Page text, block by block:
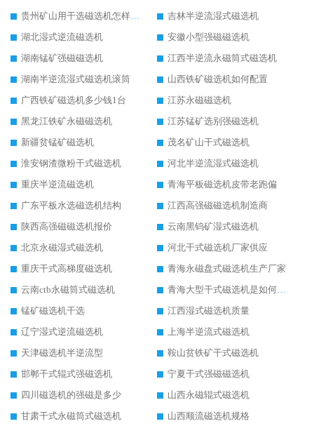
贵州矿山用干选磁选机怎样调磁
吉林半逆流湿式磁选机
湖北湿式逆流磁选机
安徽小型强磁磁选机
湖南锰矿强磁磁选机
江西半逆流永磁筒式磁选机
湖南半逆流湿式磁选机滚筒
山西铁矿磁选机如何配置
广西铁矿磁选机多少钱1台
江苏永磁磁选机
黑龙江铁矿永磁磁选机
江苏锰矿选别强磁选机
新疆贫锰矿磁选机
茂名矿山干式磁选机
淮安钢渣微粉干式磁选机
河北半逆流湿式磁选机
重庆半逆流磁选机
青海平板磁选机皮带老跑偏
广东平板水选磁选机结构
江西高强磁磁选机制造商
陕西高强磁磁选机报价
云南黑钨矿湿式磁选机
北京永磁湿式磁选机
河北干式磁选机厂家供应
重庆干式高梯度磁选机
青海永磁盘式磁选机生产厂家
云南ctb永磁筒式磁选机
青海大型干式磁选机是如何选矿的
锰矿磁选机干选
江西湿式磁选机质量
辽宁湿式逆流磁选机
上海半逆流式磁选机
天津磁选机半逆流型
鞍山贫铁矿干式磁选机
邯郸干式辊式强磁选机
宁夏干式强磁磁选机
四川磁选机的强磁是多少
山西永磁辊式磁选机
甘肃干式永磁筒式磁选机
山西顺流磁选机规格